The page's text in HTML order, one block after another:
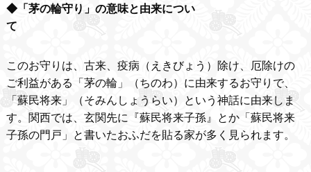
◆「茅の輪守り」の意味と由来につい
て
このお守りは、古来、疫病（えきびょう）除け、厄除けの
ご利益がある「茅の輪」（ちのわ）に由来するお守りで、
「蘇民将来」（そみんしょうらい）という神話に由来しま
す。関西では、玄関先に『蘇民将来子孫』とか「蘇民将来
子孫の門戸」と書いたおふだを貼る家が多く見られます。